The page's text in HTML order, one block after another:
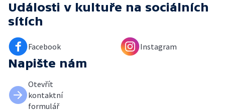
Události v kultuře na sociálních
sítích
Facebook Instagram
Napište nám
Otevřít
kontaktní
formulář